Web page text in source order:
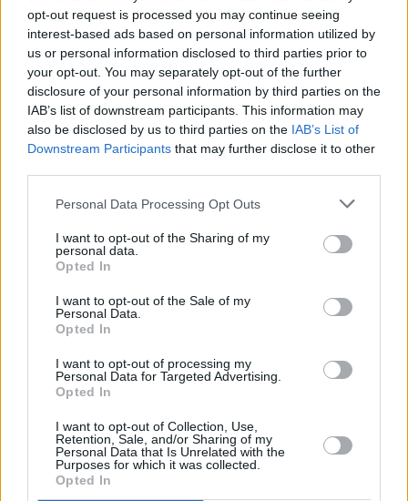
opt-out request is processed you may continue seeing
interest-based ads based on personal information utilized by
us or personal information disclosed to third parties prior to
your opt-out. You may separately opt-out of the further
disclosure of your personal information by third parties on the
IAB’s list of downstream participants. This information may
also be disclosed by us to third parties on the IAB’s List of
Downstream Participants that may further disclose it to other
Personal Data Processing Opt Outs
I want to opt-out of the Sharing of my
personal data.
Opted In
I want to opt-out of the Sale of my
Personal Data.
Opted In
I want to opt-out of processing my
Personal Data for Targeted Advertising.
Opted In
I want to opt-out of Collection, Use,
Retention, Sale, and/or Sharing of my
Personal Data that Is Unrelated with the
Purposes for which it was collected.
Opted In
Εορταστικό ωράριο
FacebookTwitter PinterestLinkedInTumblr Telegram